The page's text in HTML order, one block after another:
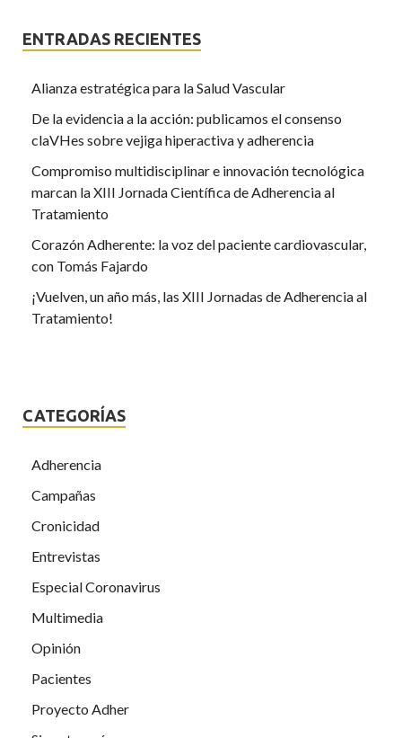
ENTRADAS RECIENTES
Alianza estratégica para la Salud Vascular
De la evidencia a la acción: publicamos el consenso
claVHes sobre vejiga hiperactiva y adherencia
Compromiso multidisciplinar e innovación tecnológica
marcan la XIII Jornada Científica de Adherencia al
Tratamiento
Corazón Adherente: la voz del paciente cardiovascular,
con Tomás Fajardo
¡Vuelven, un año más, las XIII Jornadas de Adherencia al
Tratamiento!
CATEGORÍAS
Adherencia
Campañas
Cronicidad
Entrevistas
Especial Coronavirus
Multimedia
Opinión
Pacientes
Proyecto Adher